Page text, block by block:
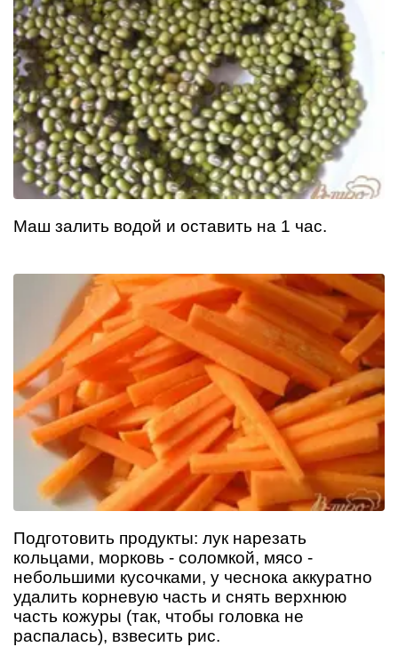
Маш залить водой и оставить на 1 час.
Подготовить продукты: лук нарезать
кольцами, морковь - соломкой, мясо -
небольшими кусочками, у чеснока аккуратно
удалить корневую часть и снять верхнюю
часть кожуры (так, чтобы головка не
распалась), взвесить рис.